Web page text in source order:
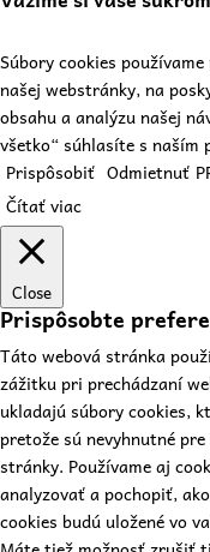
Súbory cookies
našej webstránky, na
obsahu a analýzu našej
všetko“ súhlasíte s naším
Prispôsobiť Odmietnuť
Čítať viac
Close
Prispôsobte
Táto webová stránka
zážitku pri prechádzaní
ukladajú súbory cookies,
pretože sú nevyhnutné
stránky. Používame aj
analyzovať a pochopiť,
cookies budú uložené vo